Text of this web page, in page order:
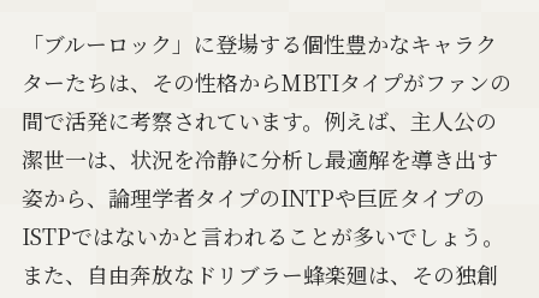
「ブルーロック」に登場する個性豊かなキャラク
ターたちは、その性格からMBTIタイプがファンの
間で活発に考察されています。例えば、主人公の
潔世一は、状況を冷静に分析し最適解を導き出す
姿から、論理学者タイプのINTPや巨匠タイプの
ISTPではないかと言われることが多いでしょう。
また、自由奔放なドリブラー蜂楽廻は、その独創